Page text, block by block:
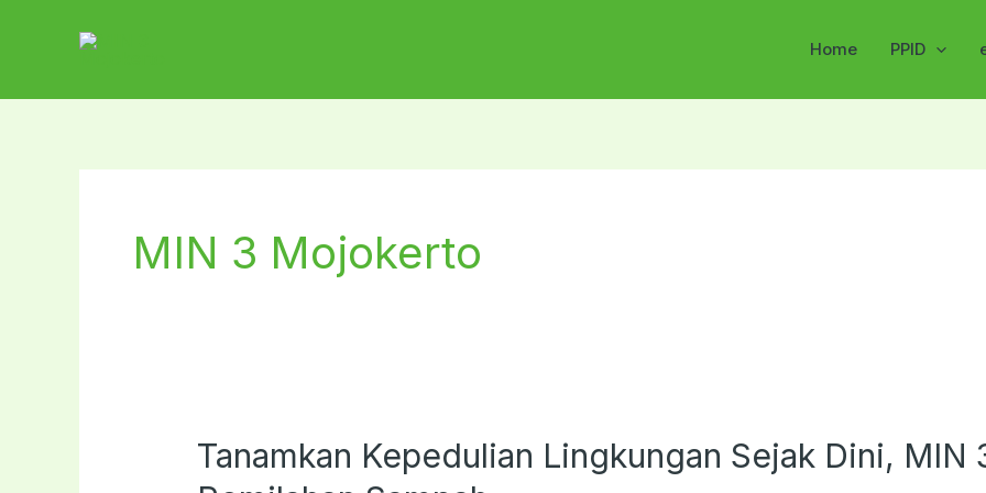
Home PPID
MIN 3 Mojokerto
Tanamkan Kepedulian Lingkungan Sejak Dini, MIN
Tanamkan
Kepedulian